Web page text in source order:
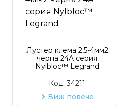
Лустер клема 2,5-4мм2
черна 24A серия
Nylbloc™ Legrand
Код:34211
Виж повече